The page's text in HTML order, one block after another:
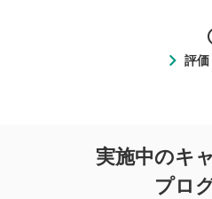
評価
投稿に関
実施中のキ
プロ